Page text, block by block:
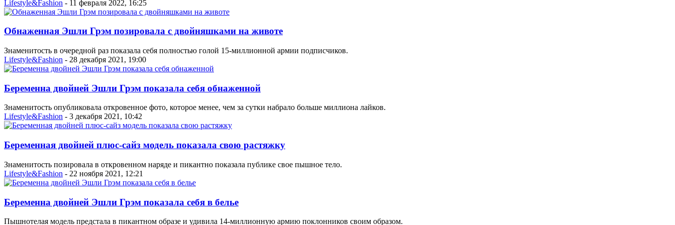
Lifestyle&Fashion - 11 февраля 2022, 16:25
Обнаженная Эшли Грэм позировала с двойняшками на животе
Знаменитость в очередной раз показала себя полностью голой 15-миллионной армии подписчиков.
Lifestyle&Fashion - 28 декабря 2021, 19:00
Беременна двойней Эшли Грэм показала себя обнаженной
Знаменитость опубликовала откровенное фото, которое менее, чем за сутки набрало больше миллиона лайков.
Lifestyle&Fashion - 3 декабря 2021, 10:42
Беременная двойней плюс-сайз модель показала свою растяжку
Знаменитость позировала в откровенном наряде и пикантно показала публике свое пышное тело.
Lifestyle&Fashion - 22 ноября 2021, 12:21
Беременна двойней Эшли Грэм показала себя в белье
Пышнотелая модель предстала в пикантном образе и удивила 14-миллионную армию поклонников своим образом.